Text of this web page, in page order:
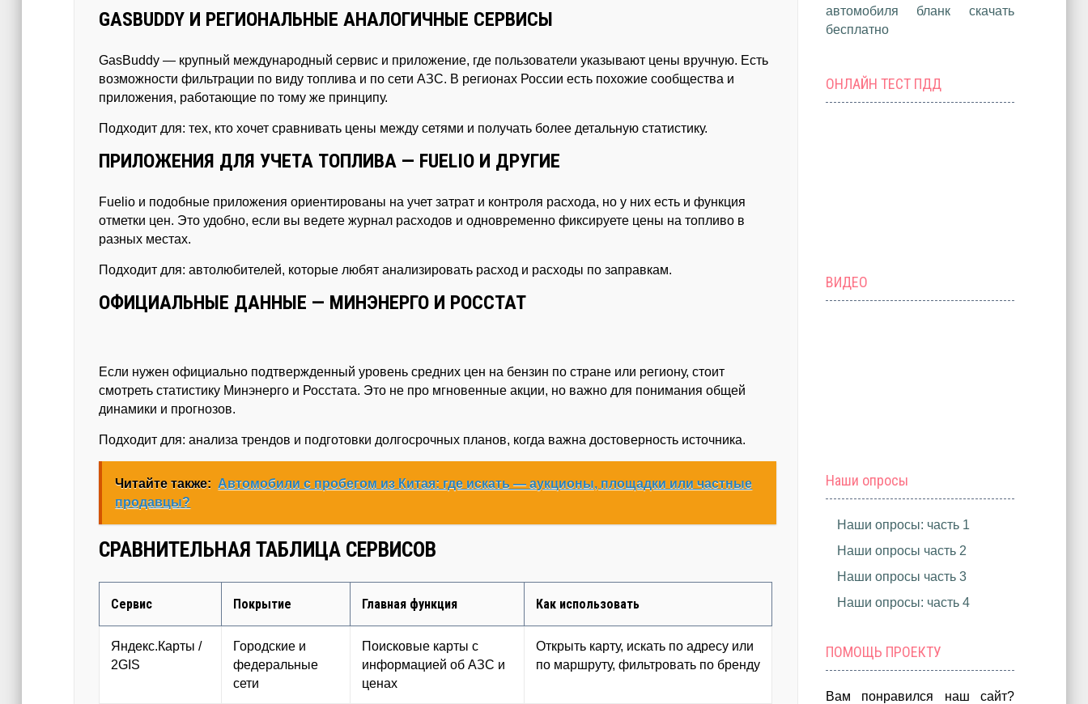
GASBUDDY И РЕГИОНАЛЬНЫЕ АНАЛОГИЧНЫЕ СЕРВИСЫ
GasBuddy — крупный международный сервис и приложение, где пользователи указывают цены вручную. Есть
возможности фильтрации по виду топлива и по сети АЗС. В регионах России есть похожие сообщества и
приложения, работающие по тому же принципу.
Подходит для: тех, кто хочет сравнивать цены между сетями и получать более детальную статистику.
ПРИЛОЖЕНИЯ ДЛЯ УЧЕТА ТОПЛИВА — FUELIO И ДРУГИЕ
Fuelio и подобные приложения ориентированы на учет затрат и контроля расхода, но у них есть и функция
отметки цен. Это удобно, если вы ведете журнал расходов и одновременно фиксируете цены на топливо в
разных местах.
Подходит для: автолюбителей, которые любят анализировать расход и расходы по заправкам.
ОФИЦИАЛЬНЫЕ ДАННЫЕ — МИНЭНЕРГО И РОССТАТ
Если нужен официально подтвержденный уровень средних цен на бензин по стране или региону, стоит
смотреть статистику Минэнерго и Росстата. Это не про мгновенные акции, но важно для понимания общей
динамики и прогнозов.
Подходит для: анализа трендов и подготовки долгосрочных планов, когда важна достоверность источника.
Читайте также: Автомобили с пробегом из Китая: где искать — аукционы, площадки или частные
продавцы?
СРАВНИТЕЛЬНАЯ ТАБЛИЦА СЕРВИСОВ
Сервис Покрытие Главная функция Как использовать
Яндекс.Карты /
2GIS
Городские и
федеральные
сети
Поисковые карты с
информацией об АЗС и
ценах
Открыть карту, искать по адресу или
по маршруту, фильтровать по бренду
автомобиля бланк скачать
бесплатно
ОНЛАЙН ТЕСТ ПДД
ВИДЕО
Наши опросы
Наши опросы: часть 1
Наши опросы часть 2
Наши опросы часть 3
Наши опросы: часть 4
ПОМОЩЬ ПРОЕКТУ
Вам понравился наш сайт?